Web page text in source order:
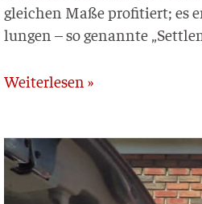
glei­chen Maße pro­fi­tiert; es
lun­gen – so genann­te
Weiterlesen »
Migrantenarbeit
Toronto
–